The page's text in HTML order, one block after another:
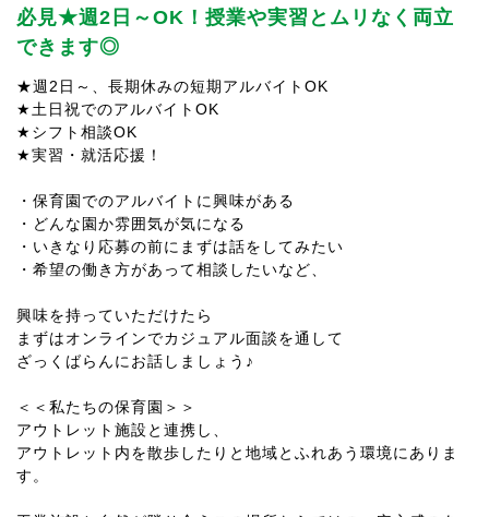
必見★週2日～OK！授業や実習とムリなく両立
できます◎
★週2日～、長期休みの短期アルバイトOK
★土日祝でのアルバイトOK
★シフト相談OK
★実習・就活応援！
・保育園でのアルバイトに興味がある
・どんな園か雰囲気が気になる
・いきなり応募の前にまずは話をしてみたい
・希望の働き方があって相談したいなど、
興味を持っていただけたら
まずはオンラインでカジュアル面談を通して
ざっくばらんにお話しましょう♪
＜＜私たちの保育園＞＞
アウトレット施設と連携し、
アウトレット内を散歩したりと地域とふれあう環境にありま
す。